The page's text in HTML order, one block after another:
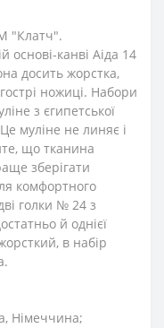
"Клатч".
основі-канві Аіда 14
досить жорстка,
ножиці. Набори
з єгипетської
муліне не линяє і
що тканина
зберігати
комфортного
голки № 24 з
й однієї
в набір
Німеччина;